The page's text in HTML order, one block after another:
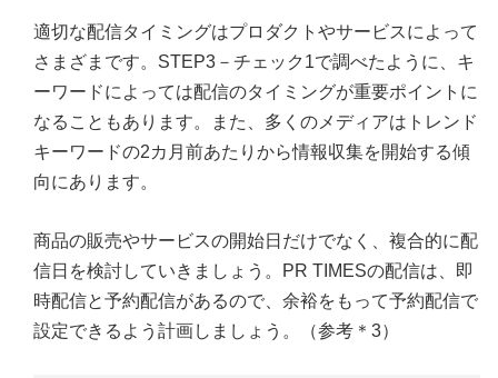
適切な配信タイミングはプロダクトやサービスによって
さまざまです。STEP3－チェック1で調べたように、キ
ーワードによっては配信のタイミングが重要ポイントに
なることもあります。また、多くのメディアはトレンド
キーワードの2カ月前あたりから情報収集を開始する傾
向にあります。
商品の販売やサービスの開始日だけでなく、複合的に配
信日を検討していきましょう。PR TIMESの配信は、即
時配信と予約配信があるので、余裕をもって予約配信で
設定できるよう計画しましょう。（参考＊3）